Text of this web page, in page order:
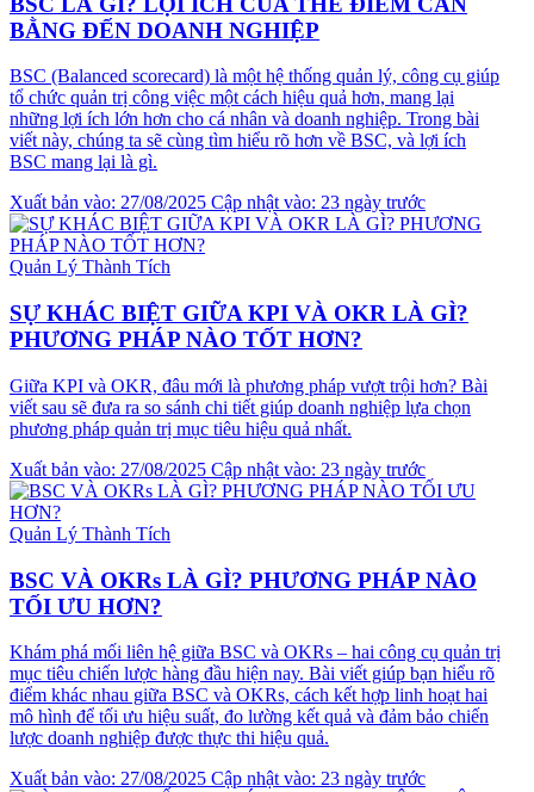
BẰNG ĐẾN DOANH NGHIỆP
BSC (Balanced scorecard) là một hệ thống quản lý, công cụ giúp
tổ chức quản trị công việc một cách hiệu quả hơn, mang lại
những lợi ích lớn hơn cho cá nhân và doanh nghiệp. Trong bài
viết này, chúng ta sẽ cùng tìm hiểu rõ hơn về BSC, và lợi ích
BSC mang lại là gì.
Xuất bản vào: 27/08/2025 Cập nhật vào: 23 ngày trước
Quản Lý Thành Tích
SỰ KHÁC BIỆT GIỮA KPI VÀ OKR LÀ GÌ?
PHƯƠNG PHÁP NÀO TỐT HƠN?
Giữa KPI và OKR, đâu mới là phương pháp vượt trội hơn? Bài
viết sau sẽ đưa ra so sánh chi tiết giúp doanh nghiệp lựa chọn
phương pháp quản trị mục tiêu hiệu quả nhất.
Xuất bản vào: 27/08/2025 Cập nhật vào: 23 ngày trước
Quản Lý Thành Tích
BSC VÀ OKRs LÀ GÌ? PHƯƠNG PHÁP NÀO
TỐI ƯU HƠN?
Khám phá mối liên hệ giữa BSC và OKRs – hai công cụ quản trị
mục tiêu chiến lược hàng đầu hiện nay. Bài viết giúp bạn hiểu rõ
điểm khác nhau giữa BSC và OKRs, cách kết hợp linh hoạt hai
mô hình để tối ưu hiệu suất, đo lường kết quả và đảm bảo chiến
lược doanh nghiệp được thực thi hiệu quả.
Xuất bản vào: 27/08/2025 Cập nhật vào: 23 ngày trước